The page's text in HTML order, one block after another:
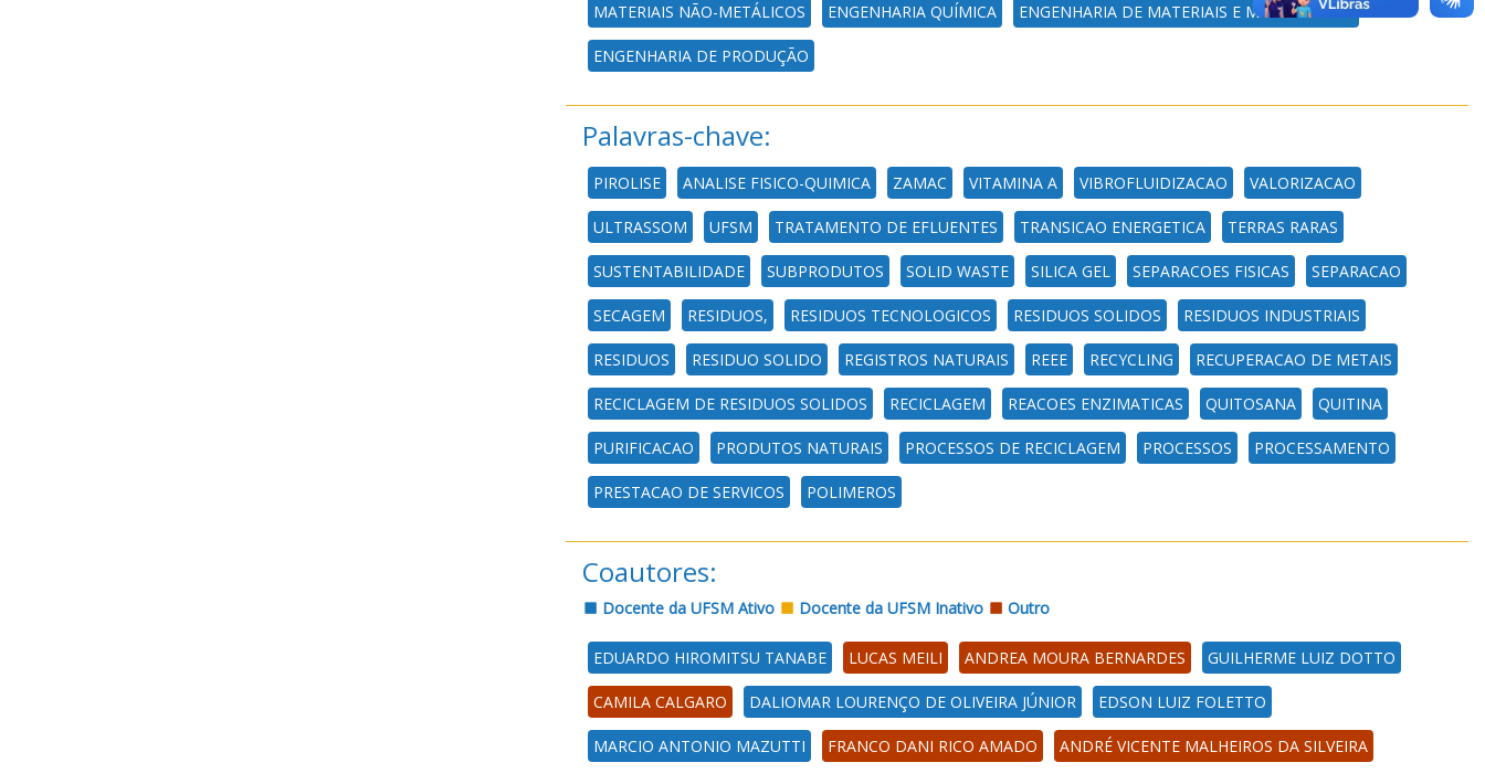
MATERIAIS NÃO-METÁLICOS ENGENHARIA QUÍMICA ENGENHARIA DE MATERIAIS E METALÚRGICA
ENGENHARIA DE PRODUÇÃO
Palavras-chave:
PIROLISE ANALISE FISICO-QUIMICA ZAMAC VITAMINA A VIBROFLUIDIZACAO VALORIZACAO
ULTRASSOM UFSM TRATAMENTO DE EFLUENTES TRANSICAO ENERGETICA TERRAS RARAS
SUSTENTABILIDADE SUBPRODUTOS SOLID WASTE SILICA GEL SEPARACOES FISICAS SEPARACAO
SECAGEM RESIDUOS, RESIDUOS TECNOLOGICOS RESIDUOS SOLIDOS RESIDUOS INDUSTRIAIS
RESIDUOS RESIDUO SOLIDO REGISTROS NATURAIS REEE RECYCLING RECUPERACAO DE METAIS
RECICLAGEM DE RESIDUOS SOLIDOS RECICLAGEM REACOES ENZIMATICAS QUITOSANA QUITINA
PURIFICACAO PRODUTOS NATURAIS PROCESSOS DE RECICLAGEM PROCESSOS PROCESSAMENTO
PRESTACAO DE SERVICOS POLIMEROS
Coautores:
Docente da UFSM Ativo Docente da UFSM Inativo Outro
EDUARDO HIROMITSU TANABE LUCAS MEILI ANDREA MOURA BERNARDES GUILHERME LUIZ DOTTO
CAMILA CALGARO DALIOMAR LOURENÇO DE OLIVEIRA JÚNIOR EDSON LUIZ FOLETTO
MARCIO ANTONIO MAZUTTI FRANCO DANI RICO AMADO ANDRÉ VICENTE MALHEIROS DA SILVEIRA